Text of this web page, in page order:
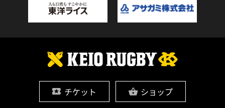
チケット ショップ